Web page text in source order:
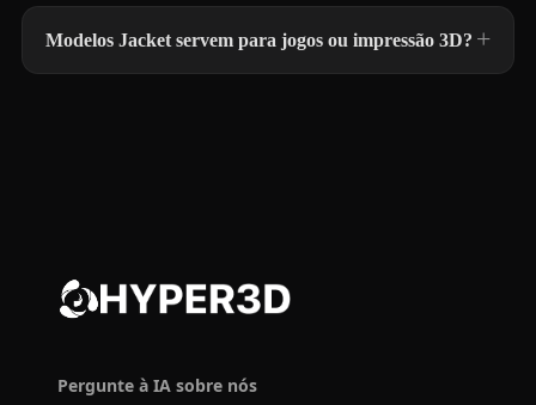
Modelos Jacket servem para jogos ou impressão 3D?
Pergunte à IA sobre nós